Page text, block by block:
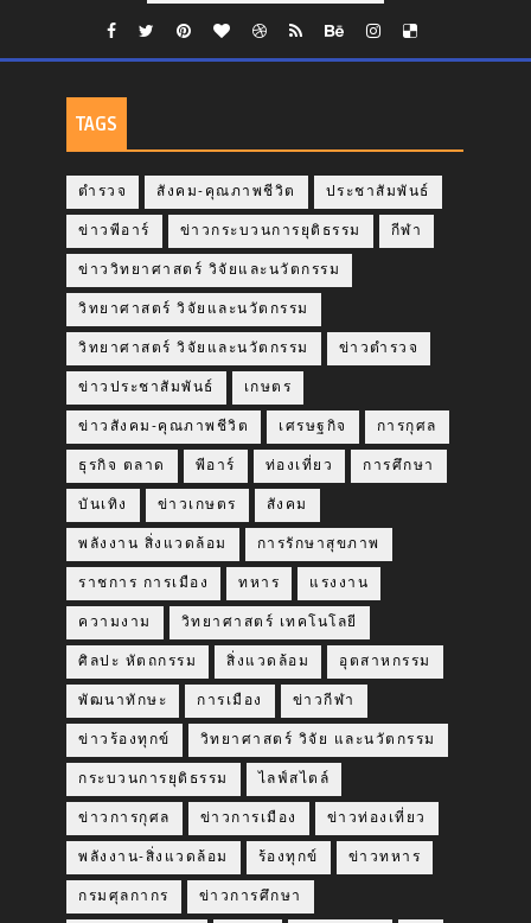
TAGS
ตำรวจ สังคม-คุณภาพชีวิต ประชาสัมพันธ์
ข่าวพีอาร์ ข่าวกระบวนการยุติธรรม กีฬา
ข่าววิทยาศาสตร์ วิจัยและนวัตกรรม
วิทยาศาสตร์ วิจัยและนวัตกรรม
วิทยาศาสตร์ วิจัยและนวัตกรรม ข่าวตำรวจ
ข่าวประชาสัมพันธ์ เกษตร
ข่าวสังคม-คุณภาพชีวิต เศรษฐกิจ การกุศล
ธุรกิจ ตลาด พีอาร์ ท่องเที่ยว การศึกษา
บันเทิง ข่าวเกษตร สังคม
พลังงาน สิ่งแวดล้อม การรักษาสุขภาพ
ราชการ การเมือง ทหาร แรงงาน
ความงาม วิทยาศาสตร์ เทคโนโลยี
ศิลปะ หัตถกรรม สิ่งแวดล้อม อุตสาหกรรม
พัฒนาทักษะ การเมือง ข่าวกีฬา
ข่าวร้องทุกข์ วิทยาศาสตร์ วิจัย และนวัตกรรม
กระบวนการยุติธรรม ไลฟ์สไตล์
ข่าวการกุศล ข่าวการเมือง ข่าวท่องเที่ยว
พลังงาน-สิ่งแวดล้อม ร้องทุกข์ ข่าวทหาร
กรมศุลกากร ข่าวการศึกษา